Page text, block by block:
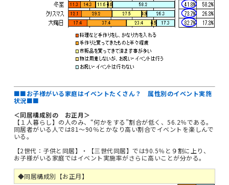
■■お子様がいる家庭はイベントたくさん？ 属性別のイベント実施
状況■■
＜同居構成別の お正月＞
【１人暮らし】の人のみ、“何かをする”割合が低く、56.2％である。
同居者がいる人では81～90％とかなり高い割合でイベントを楽しんで
いる。
【2世代：子供と同居】・【三世代同居】では90.5％と９割に上り、
お子様がいる家庭ではイベント実施率がさらに高いことが分かる。
◆同居構成別【お正月】